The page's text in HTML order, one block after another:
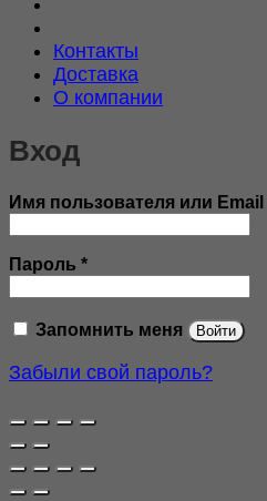
Контакты
Доставка
О компании
Вход
Имя пользователя или Email
Пароль *Обязательно
Запомнить меня Войти
Забыли свой пароль?